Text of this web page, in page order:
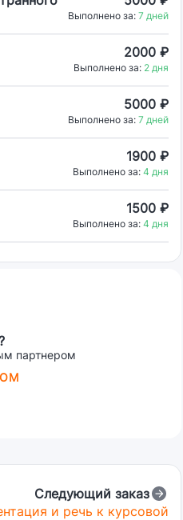
Выполнено за: 7 дней
2000 ₽
Выполнено за: 2 дня
5000 ₽
Выполнено за: 7 дней
1900 ₽
Выполнено за: 4 дня
1500 ₽
Выполнено за: 4 дня
партнером
Следующий заказ
и речь к курсовой